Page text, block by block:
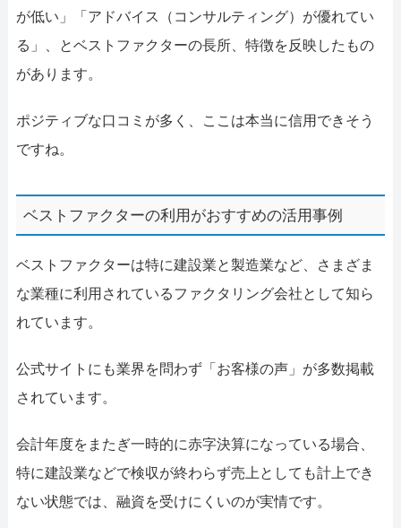
が低い」「アドバイス（コンサルティング）が優れてい
る」、とベストファクターの長所、特徴を反映したもの
があります。
ポジティブな口コミが多く、ここは本当に信用できそう
ですね。
ベストファクターの利用がおすすめの活用事例
ベストファクターは特に建設業と製造業など、さまざま
な業種に利用されているファクタリング会社として知ら
れています。
公式サイトにも業界を問わず「お客様の声」が多数掲載
されています。
会計年度をまたぎ一時的に赤字決算になっている場合、
特に建設業などで検収が終わらず売上としても計上でき
ない状態では、融資を受けにくいのが実情です。